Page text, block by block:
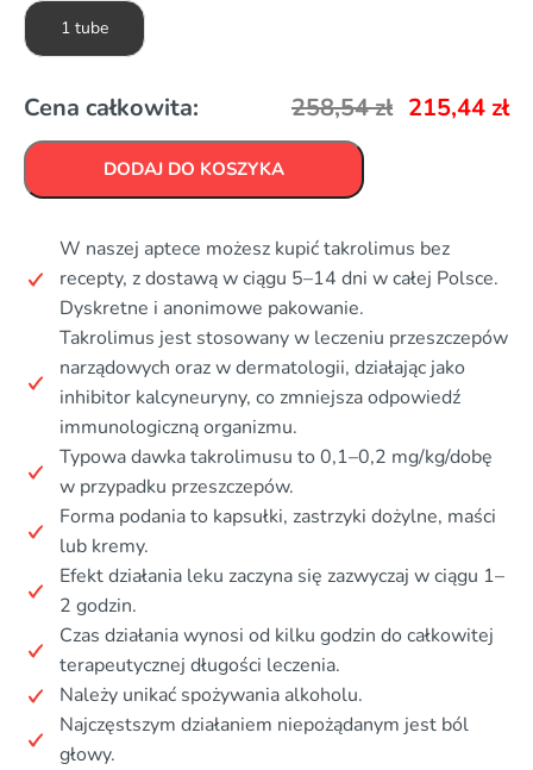
1 tube
Cena całkowita: 258,54zł 215,44 zł
DODAJ DO KOSZYKA
W naszej aptece możesz kupić takrolimus bez
recepty, z dostawą w ciągu 5–14 dni w całej Polsce.
Dyskretne i anonimowe pakowanie.
Takrolimus jest stosowany w leczeniu przeszczepów
narządowych oraz w dermatologii, działając jako
inhibitor kalcyneuryny, co zmniejsza odpowiedź
immunologiczną organizmu.
Typowa dawka takrolimusu to 0,1–0,2 mg/kg/dobę
w przypadku przeszczepów.
Forma podania to kapsułki, zastrzyki dożylne, maści
lub kremy.
Efekt działania leku zaczyna się zazwyczaj w ciągu 1–
2 godzin.
Czas działania wynosi od kilku godzin do całkowitej
terapeutycznej długości leczenia.
Należy unikać spożywania alkoholu.
Najczęstszym działaniem niepożądanym jest ból
głowy.